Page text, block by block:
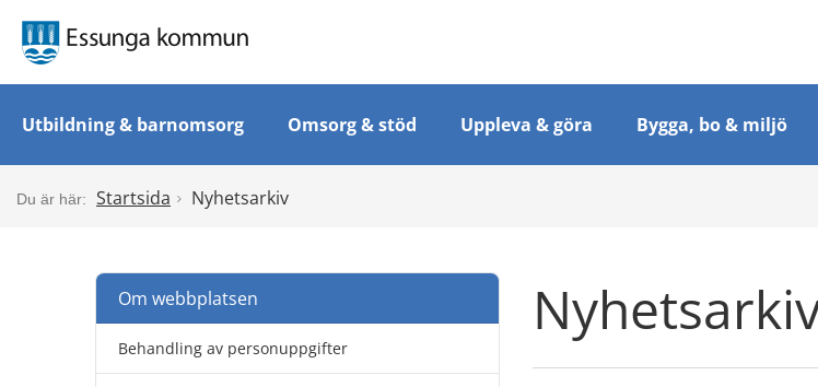
Utbildning & barnomsorg Omsorg & stöd Uppleva & göra Bygga, bo & miljö
Startsida Nyhetsarkiv
Om webbplatsen
Behandling av personuppgifter